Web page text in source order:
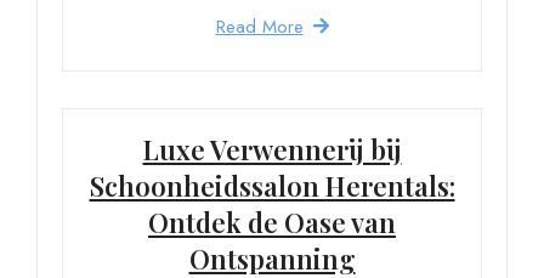
Read More
Luxe Verwennerij bij
Schoonheidssalon Herentals:
Ontdek de Oase van
Ontspanning